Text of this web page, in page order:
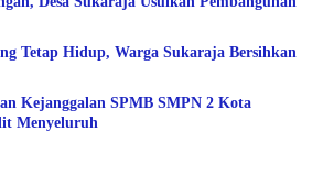
Tetap Hidup, Warga Sukaraja Bersihkan
Kejanggalan SPMB SMPN 2 Kota
Menyeluruh